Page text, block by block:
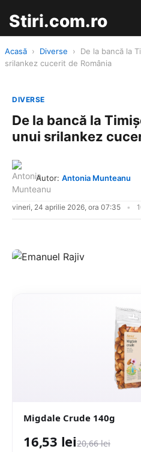
Stiri.com.ro
Acasă › Diverse ›
De la bancă la
srilankez cucerit de România
DIVERSE
De la bancă la
unui srilankez
Autor: Antonia Munteanu
vineri, 24 aprilie 2026, ora 07:35
Migdale Crude 140g
16,53 lei20,66 lei